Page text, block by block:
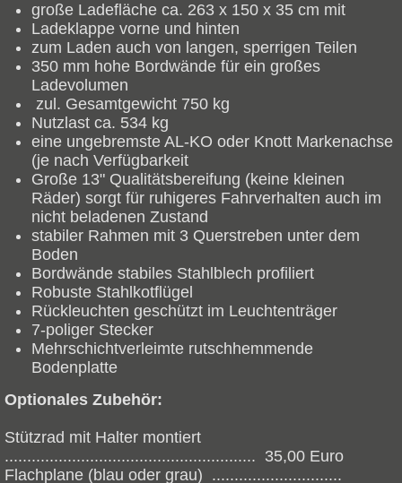
große Ladefläche ca. 263 x 150 x 35 cm mit
Ladeklappe vorne und hinten
zum Laden auch von langen, sperrigen Teilen
350 mm hohe Bordwände für ein großes
Ladevolumen
zul. Gesamtgewicht 750 kg
Nutzlast ca. 534 kg
eine ungebremste AL-KO oder Knott Markenachse
(je nach Verfügbarkeit
Große 13" Qualitätsbereifung (keine kleinen
Räder) sorgt für ruhigeres Fahrverhalten auch im
nicht beladenen Zustand
stabiler Rahmen mit 3 Querstreben unter dem
Boden
Bordwände stabiles Stahlblech profiliert
Robuste Stahlkotflügel
Rückleuchten geschützt im Leuchtenträger
7-poliger Stecker
Mehrschichtverleimte rutschhemmende
Bodenplatte
Optionales Zubehör:
Stützrad mit Halter montiert
........................................................ 35,00 Euro
Flachplane (blau oder grau) .............................